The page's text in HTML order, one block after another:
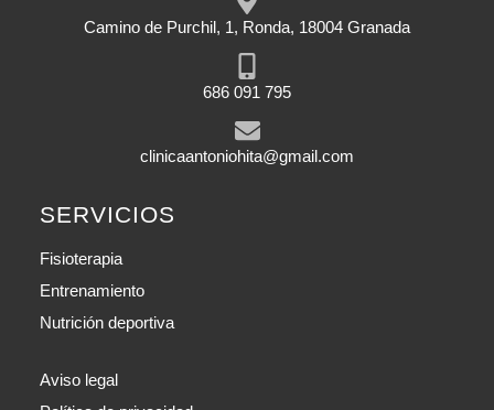
Camino de Purchil, 1, Ronda, 18004 Granada
686 091 795
clinicaantoniohita@gmail.com
SERVICIOS
Fisioterapia
Entrenamiento
Nutrición deportiva
Aviso legal